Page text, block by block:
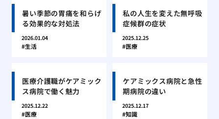
暑い季節の胃痛を和らげ
る効果的な対処法
2026.01.04
生活
私の人生を変えた無呼吸
症候群の症状
2025.12.25
医療
医療介護職がケアミック
ス病院で働く魅力
2025.12.22
医療
ケアミックス病院と急性
期病院の違い
2025.12.17
知識